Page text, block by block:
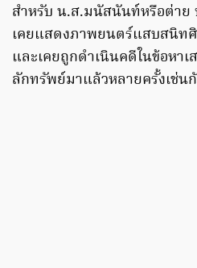
สำหรับ น.ส.มนัสนันท์หรือต่าย
เคยแสดงภาพยนตร์แสบสนิท
และเคยถูกดำเนินคดีในข้อหา
ลักทรัพย์มาแล้วหลายครั้งเช่น